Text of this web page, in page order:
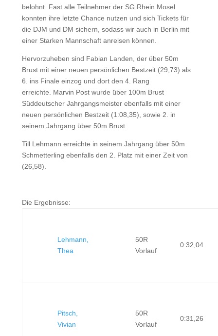
belohnt. Fast alle Teilnehmer der SG Rhein Mosel
konnten ihre letzte Chance nutzen und sich Tickets für
die DJM und DM sichern, sodass wir auch in Berlin mit
einer Starken Mannschaft anreisen können.
Hervorzuheben sind Fabian Landen, der über 50m
Brust mit einer neuen persönlichen Bestzeit (29,73) als
6. ins Finale einzog und dort den 4. Rang
erreichte. Marvin Post wurde über 100m Brust
Süddeutscher Jahrgangsmeister ebenfalls mit einer
neuen persönlichen Bestzeit (1:08,35), sowie 2. in
seinem Jahrgang über 50m Brust.
Till Lehmann erreichte in seinem Jahrgang über 50m
Schmetterling ebenfalls den 2. Platz mit einer Zeit von
(26,58).
Die Ergebnisse:
Lehmann,
Thea
50R
Vorlauf
0:32,04
Pitsch,
Vivian
50R
Vorlauf
0:31,26